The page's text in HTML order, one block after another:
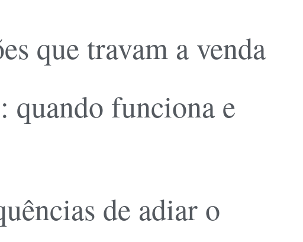
que travam a venda
quando funciona e
de adiar o